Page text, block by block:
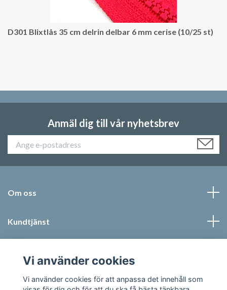
D301 Blixtlås 35 cm delrin delbar 6 mm cerise (10/25 st)
Anmäl dig till vår nyhetsbrev
Om oss
Kundtjänst
Sociala medier
Vi använder cookies
Vi använder cookies för att anpassa det innehåll som